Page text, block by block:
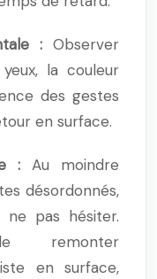
: Observer
la couleur
des gestes
en surface.
: Au moindre
désordonnés,
pas hésiter.
remonter
en surface,